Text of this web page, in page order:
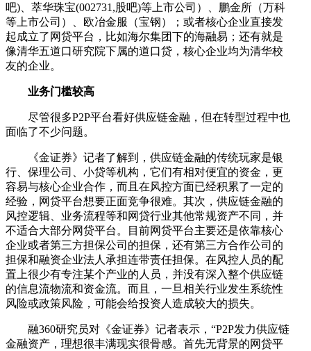
吧)、萃华珠宝(002731,股吧)等上市公司）、鹏金所（万科
等上市公司）、欧冶金服（宝钢）；或者核心企业直接发
起成立了网贷平台，比如海尔集团下的海融易；还有就是
像清华五道口研究院下属的道口贷，核心企业均为清华校
友的企业。
业务门槛较高
尽管很多P2P平台看好供应链金融，但在转型过程中也
面临了不少问题。
《金证券》记者了解到，供应链金融的传统玩家是银
行、保理公司、小贷等机构，它们有相对便宜的资金，更
容易与核心企业合作，而且在风控方面已经积累了一定的
经验，网贷平台想要正面竞争很难。其次，供应链金融的
风控逻辑、业务流程等和网贷行业其他常规资产不同，并
不适合大部分网贷平台。目前网贷平台主要还是依靠核心
企业或者第三方担保公司的担保，还有第三方合作公司的
担保和融资企业法人承担连带责任担保。在风控人员的配
置上很少有专注某个产业的人员，并没有深入整个供应链
的信息流物流和资金流。而且，一旦相关行业发生系统性
风险或政策风险，可能会给投资人造成较大的损失。
融360研究员对《金证券》记者表示，“P2P发力供应链
金融资产，理想很丰满现实很骨感。首先无背景的网贷平